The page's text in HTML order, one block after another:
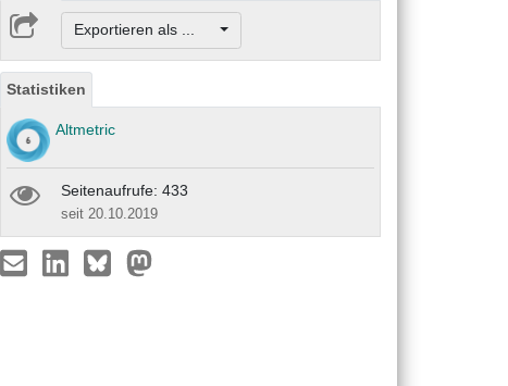
Exportieren als ...
Statistiken
Altmetric
Seitenaufrufe: 433
seit 20.10.2019